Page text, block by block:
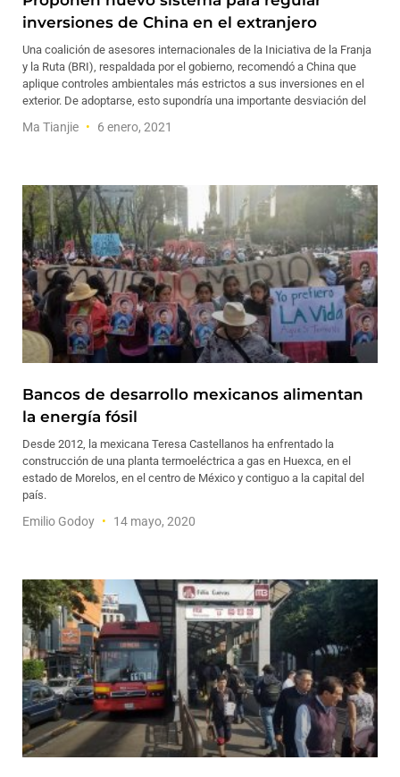
inversiones de China en el extranjero
Una coalición de asesores internacionales de la Iniciativa de la Franja
y la Ruta (BRI), respaldada por el gobierno, recomendó a China que
aplique controles ambientales más estrictos a sus inversiones en el
exterior. De adoptarse, esto supondría una importante desviación del
Ma Tianjie 6 enero, 2021
Bancos de desarrollo mexicanos alimentan
la energía fósil
Desde 2012, la mexicana Teresa Castellanos ha enfrentado la
construcción de una planta termoeléctrica a gas en Huexca, en el
estado de Morelos, en el centro de México y contiguo a la capital del
país.
Emilio Godoy 14 mayo, 2020